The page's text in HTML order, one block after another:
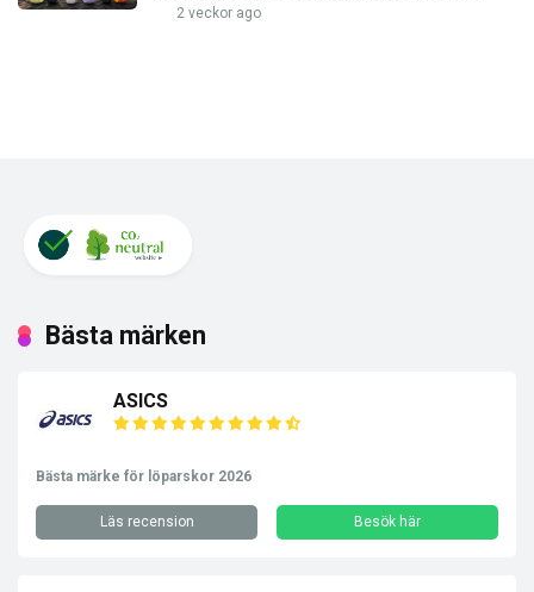
2 veckor ago
Bästa märken
ASICS
Bästa märke för löparskor 2026
Läs recension Besök här